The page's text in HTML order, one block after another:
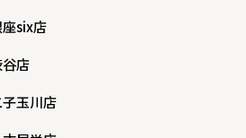
six店
店
玉川店